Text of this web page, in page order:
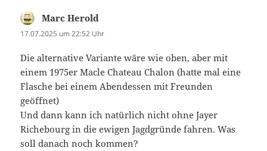
Marc Herold
17.07.2025 um 22:52 Uhr
Die alternative Variante wäre wie oben, aber mit
einem 1975er Macle Chateau Chalon (hatte mal eine
Flasche bei einem Abendessen mit Freunden
geöffnet)
Und dann kann ich natürlich nicht ohne Jayer
Richebourg in die ewigen Jagdgründe fahren. Was
soll danach noch kommen?